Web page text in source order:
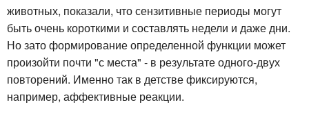
животных, показали, что сензитивные периоды могут
быть очень короткими и составлять недели и даже дни.
Но зато формирование определенной функции может
произойти почти "с места" - в результате одного-двух
повторений. Именно так в детстве фиксируются,
например, аффективные реакции.